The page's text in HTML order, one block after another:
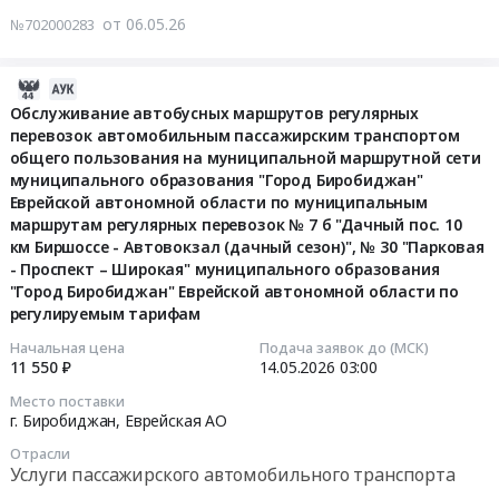
2-
№702000283 от 06.05.26
Обслуживание автобусных маршрутов регулярных
перевозок автомобильным пассажирским транспортом
общего пользования на муниципальной маршрутной сети
муниципального образования "Город Биробиджан"
Еврейской автономной области по муниципальным
маршрутам регулярных перевозок № 7 б "Дачный пос. 10
км Биршоссе - Автовокзал (дачный сезон)", № 30 "Парковая
- Проспект – Широкая" муниципального образования
"Город Биробиджан" Еврейской автономной области по
регулируемым тарифам
Начальная цена
11 550 ₽
Подача заявок до (МСК)
14.05.2026 03:00
Место поставки
г. Биробиджан, Еврейская АО
Отрасли
Услуги пассажирского автомобильного транспорта